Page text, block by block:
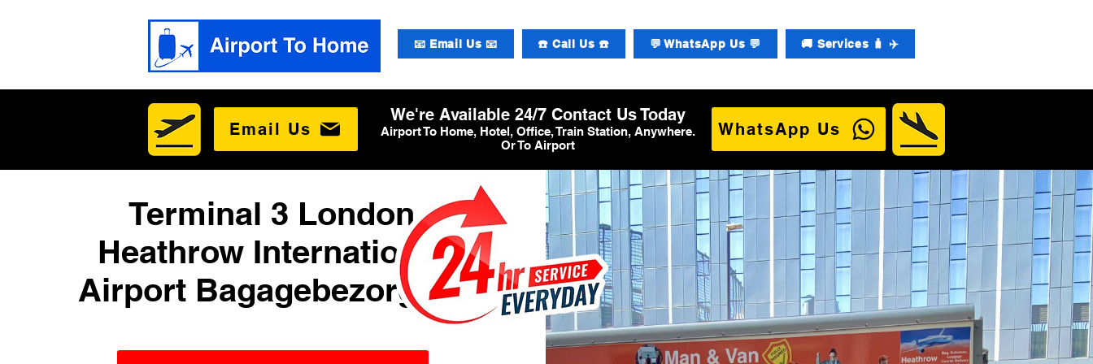
📧 Email Us 📧 ☎️ Call Us ☎️ 💬 WhatsApp Us 💬 🚚 Services 🧳 ✈️
Email Us
We're Available 24/7 Contact Us Today
Airport To Home, Hotel, Office, Train Station, Anywhere.
Or To Airport
WhatsApp Us
Terminal 3 London
Heathrow International
Airport Bagagebezorging